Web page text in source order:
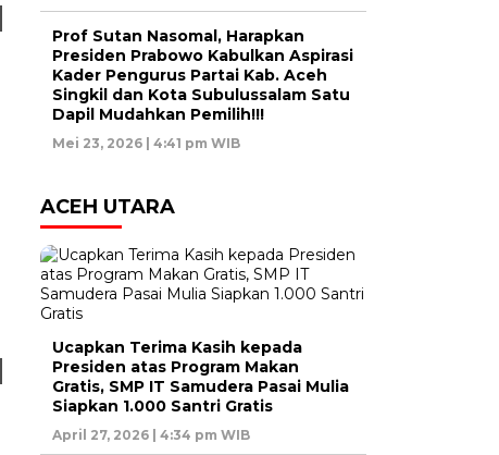
Prof Sutan Nasomal, Harapkan
Presiden Prabowo Kabulkan Aspirasi
Kader Pengurus Partai Kab. Aceh
Singkil dan Kota Subulussalam Satu
Dapil Mudahkan Pemilih!!!
Mei 23, 2026 | 4:41 pm WIB
ACEH UTARA
Ucapkan Terima Kasih kepada
Presiden atas Program Makan
Gratis, SMP IT Samudera Pasai Mulia
Siapkan 1.000 Santri Gratis
April 27, 2026 | 4:34 pm WIB